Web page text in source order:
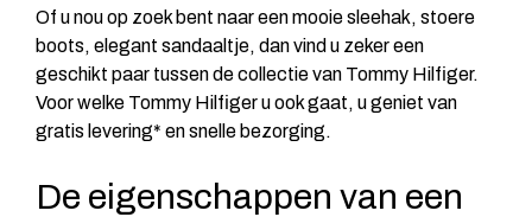
Of u nou op zoek bent naar een mooie sleehak, stoere
boots, elegant sandaaltje, dan vind u zeker een
geschikt paar tussen de collectie van Tommy Hilfiger.
Voor welke Tommy Hilfiger u ook gaat, u geniet van
gratis levering* en snelle bezorging.
De eigenschappen van een